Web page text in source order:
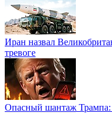
Иран назвал
тревоге
Опасный шантаж Трампа: